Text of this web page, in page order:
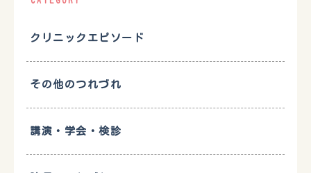
クリニックエピソード
その他のつれづれ
講演・学会・検診